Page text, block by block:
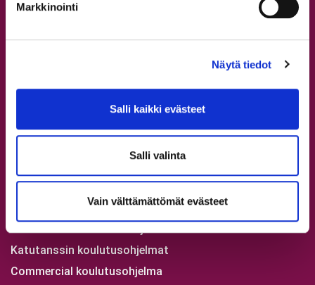
Markkinointi
Näytä tiedot
Salli kaikki evästeet
Salli valinta
Vain välttämättömät evästeet
Lasten tanssitunnit
Koulutusohjelmat
Skene musiikkiteatterikoulu
Showtanssin koulutusohjelmat
Katutanssin koulutusohjelmat
Commercial koulutusohjelma